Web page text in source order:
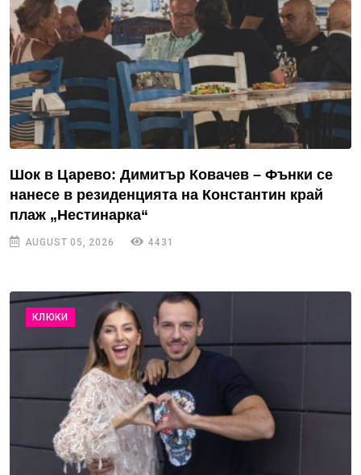
Шок в Царево: Димитър Ковачев – Фънки се
нанесе в резиденцията на Константин край
плаж „Нестинарка“
AUGUST 05, 2026 4431
КЛЮКИ